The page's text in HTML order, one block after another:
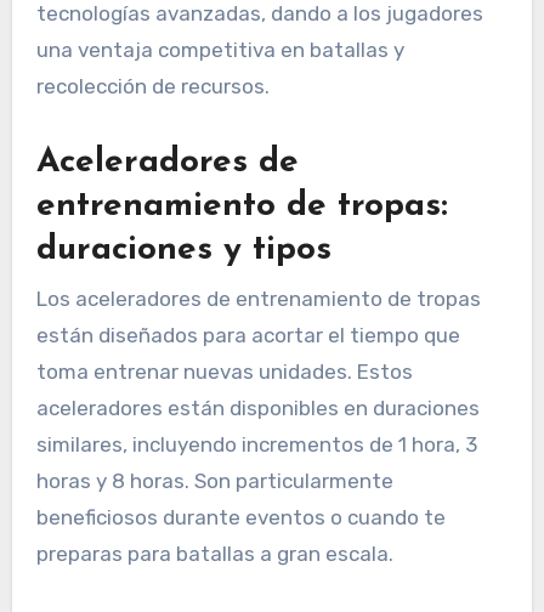
tecnologías avanzadas, dando a los jugadores
una ventaja competitiva en batallas y
recolección de recursos.
Aceleradores de
entrenamiento de tropas:
duraciones y tipos
Los aceleradores de entrenamiento de tropas
están diseñados para acortar el tiempo que
toma entrenar nuevas unidades. Estos
aceleradores están disponibles en duraciones
similares, incluyendo incrementos de 1 hora, 3
horas y 8 horas. Son particularmente
beneficiosos durante eventos o cuando te
preparas para batallas a gran escala.